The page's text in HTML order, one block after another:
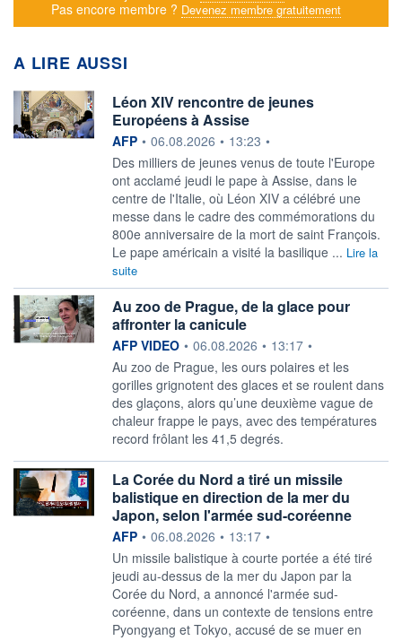
Pas encore membre ? Devenez membre gratuitement
A LIRE AUSSI
Léon XIV rencontre de jeunes
Européens à Assise
information fournie par
AFP • 06.08.2026 • 13:23 •
Des milliers de jeunes venus de toute l'Europe
ont acclamé jeudi le pape à Assise, dans le
centre de l'Italie, où Léon XIV a célébré une
messe dans le cadre des commémorations du
800e anniversaire de la mort de saint François.
Le pape américain a visité la basilique ... Lire la
suite
Au zoo de Prague, de la glace pour
affronter la canicule
information fournie par
AFP VIDEO • 06.08.2026 • 13:17 •
Au zoo de Prague, les ours polaires et les
gorilles grignotent des glaces et se roulent dans
des glaçons, alors qu’une deuxième vague de
chaleur frappe le pays, avec des températures
record frôlant les 41,5 degrés.
La Corée du Nord a tiré un missile
balistique en direction de la mer du
Japon, selon l'armée sud-coréenne
information fournie par
AFP • 06.08.2026 • 13:17 •
Un missile balistique à courte portée a été tiré
jeudi au-dessus de la mer du Japon par la
Corée du Nord, a annoncé l'armée sud-
coréenne, dans un contexte de tensions entre
Pyongyang et Tokyo, accusé de se muer en